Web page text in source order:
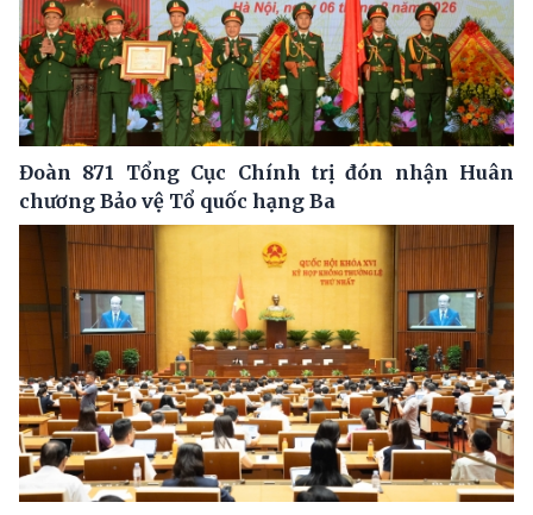
Đoàn 871 Tổng Cục Chính trị đón nhận Huân
chương Bảo vệ Tổ quốc hạng Ba